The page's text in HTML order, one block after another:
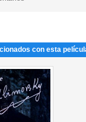
con esta